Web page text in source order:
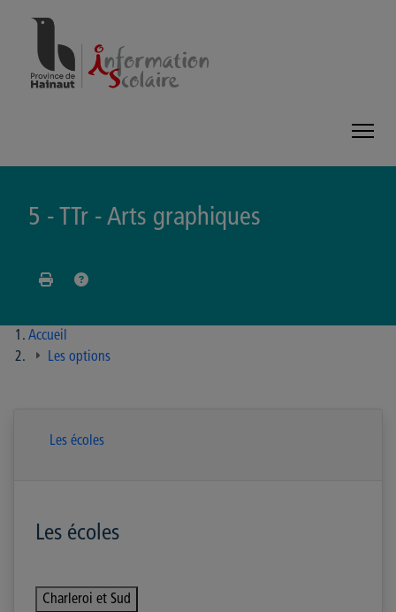
5 - TTr - Arts graphiques
Accueil
Les options
Les écoles
Les écoles
Charleroi et Sud